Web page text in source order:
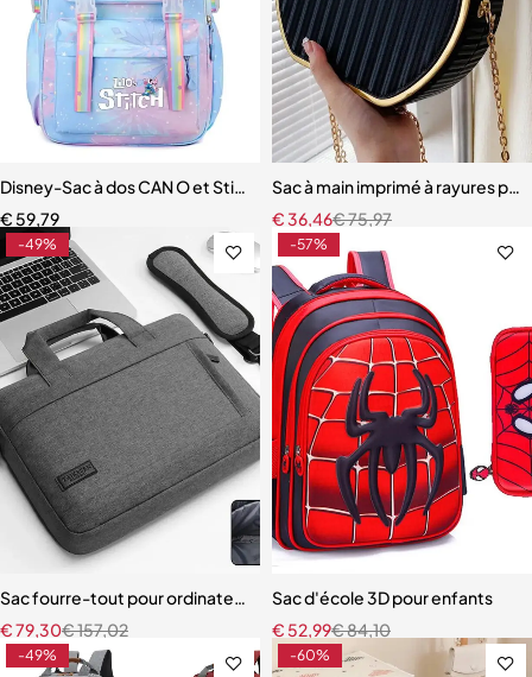
Disney-Sac à dos CAN O et Stitch pour femme
€ 59,79
Sac à main imprimé à rayures
€75,97
€36,46
-49%
Sac fourre-tout pour ordinateur portable
€157,02
€79,30
-57%
Sac d'école 3D pour enfants
€84,10
€ 52,99
-49% -60%